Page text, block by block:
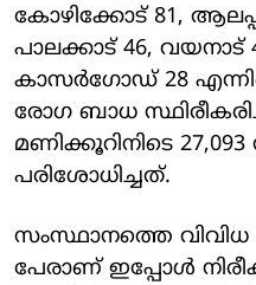
കോഴിക്കോട് 81,
പാലക്കാട് 46, വയനാട്
കാസര്‍ഗോഡ് 28
രോഗ ബാധ
മണിക്കൂറിനിടെ
പരിശോധിച്ചത്.
സംസ്ഥാനത്തെ വിവിധ
പേരാണ് ഇപ്പോള്‍